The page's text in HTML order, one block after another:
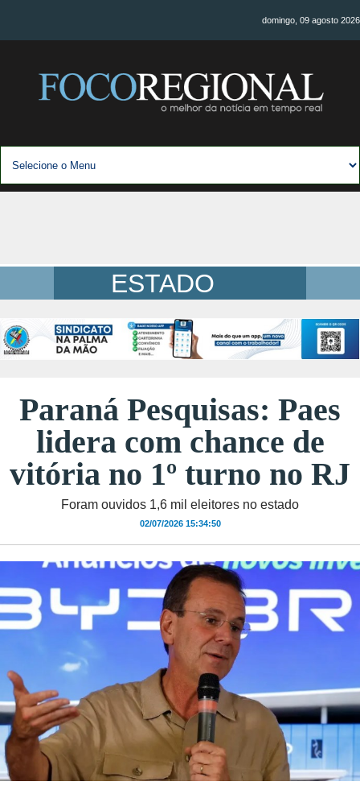
domingo, 09 agosto 2026
ESTADO
Paraná Pesquisas: Paes
lidera com chance de
vitória no 1º turno no RJ
Foram ouvidos 1,6 mil eleitores no estado
02/07/2026 15:34:50